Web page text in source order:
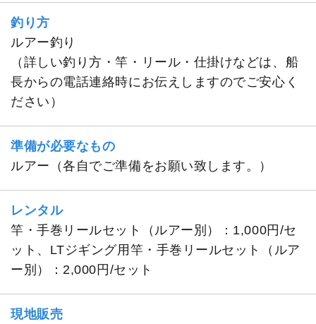
釣り方
ルアー釣り
（詳しい釣り方・竿・リール・仕掛けなどは、船
長からの電話連絡時にお伝えしますのでご安心く
ださい）
準備が必要なもの
ルアー（各自でご準備をお願い致します。）
レンタル
竿・手巻リールセット（ルアー別）：1,000円/セ
ット、LTジギング用竿・手巻リールセット（ルア
ー別）：2,000円/セット
現地販売